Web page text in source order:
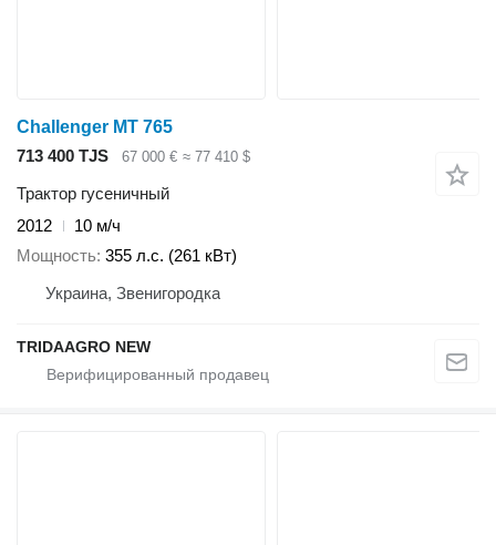
Challenger MT 765
713 400 TJS
67 000 € ≈ 77 410 $
Трактор гусеничный
2012
10 м/ч
Мощность 355 л.с. (261 кВт)
Украина, Звенигородка
TRIDAAGRO NEW